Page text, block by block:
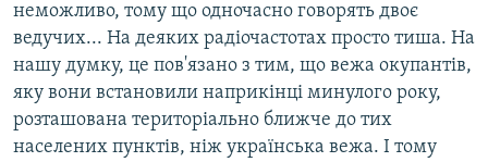
неможливо, тому що одночасно говорять двоє
ведучих... На деяких радіочастотах просто тиша. На
нашу думку, це пов'язано з тим, що вежа окупантів,
яку вони встановили наприкінці минулого року,
розташована територіально ближче до тих
населених пунктів, ніж українська вежа. І тому